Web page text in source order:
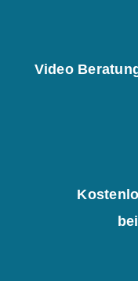
Video